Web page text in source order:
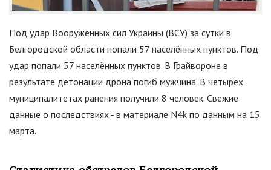
Под удар Вооружённых сил Украины (ВСУ) за сутки в
Белгородской области попали 57 населённых пунктов. Под
удар попали 57 населённых пунктов. В Грайвороне в
результате детонации дрона погиб мужчина. В четырёх
муниципалитетах ранения получили 8 человек. Свежие
данные о последствиях - в материале N4k по данным на 15
марта.